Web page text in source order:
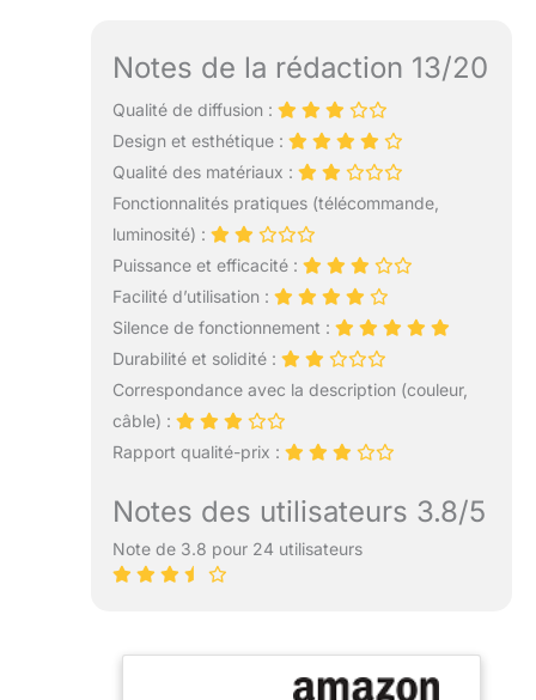
Notes de la rédaction 13/20
Qualité de diffusion :
Design et esthétique :
Qualité des matériaux :
Fonctionnalités pratiques (télécommande,
luminosité) :
Puissance et efficacité :
Facilité d’utilisation :
Silence de fonctionnement :
Durabilité et solidité :
Correspondance avec la description (couleur,
câble) :
Rapport qualité-prix :
Notes des utilisateurs 3.8/5
Note de 3.8 pour 24 utilisateurs